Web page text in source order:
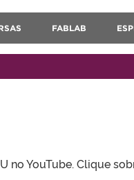
FABLAB
no YouTube. Clique